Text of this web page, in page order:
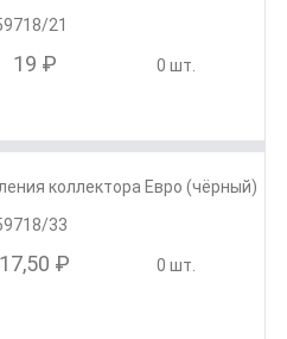
21
19 ₽ 0 шт.
коллектора Евро (чёрный)
33
17,50 ₽ 0 шт.